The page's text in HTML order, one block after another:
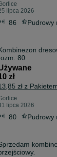
lipca 2026
86 Pudrowy
80
zł
zł z
lipca 2026
80 Pudrowy